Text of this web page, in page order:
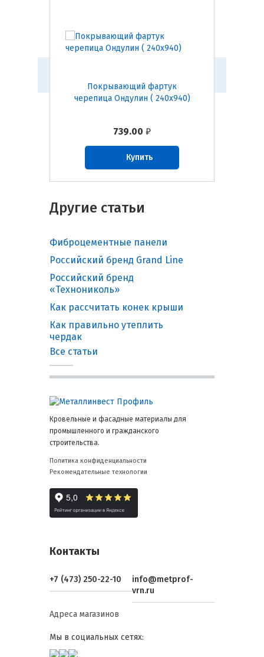
739.00 ₽
Покрывающий фартук
черепица Ондулин ( 240х940)
Купить
Другие статьи
Фиброцементные панели
Российский бренд Grand Line
Российский бренд
«Технониколь»
Как рассчитать конек крыши
Как правильно утеплить
чердак
Все статьи
Кровельные и фасадные материалы для
промышленного и гражданского
строительства.
Политика конфиденциальности
Рекомендательные технологии
Контакты
+7 (473) 250-22-10
info@metprof-
vrn.ru
Адреса магазинов
Мы в социальных сетях: